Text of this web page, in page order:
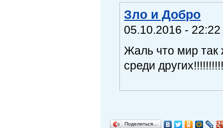
Зло и Добро
05.10.2016 -
Жаль что мир так
среди
Поделиться…